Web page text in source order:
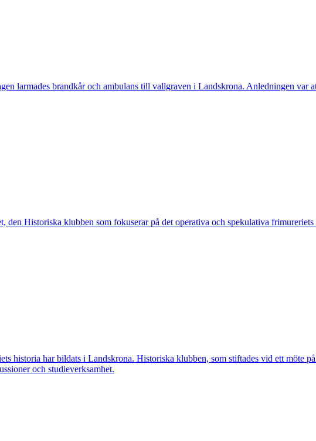
larmades brandkår och ambulans till vallgraven i Landskrona. Anledningen var
den Historiska klubben som fokuserar på det operativa och spekulativa frimureriets
historia har bildats i Landskrona. Historiska klubben, som stiftades vid ett möte
och studieverksamhet.